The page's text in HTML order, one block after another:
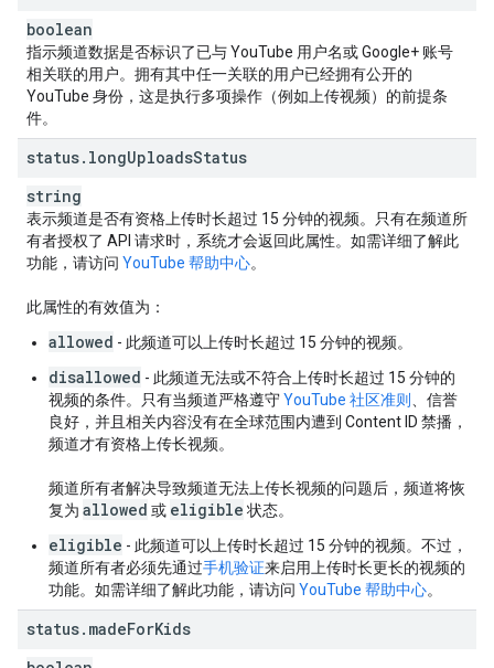
boolean
指示频道数据是否标识了已与 YouTube 用户名或 Google+ 账号
相关联的用户。拥有其中任一关联的用户已经拥有公开的
YouTube 身份，这是执行多项操作（例如上传视频）的前提条
件。
status. longUploadsStatus
string
表示频道是否有资格上传时长超过 15 分钟的视频。只有在频道所
有者授权了 API 请求时，系统才会返回此属性。如需详细了解此
功能，请访问 YouTube 帮助中心。
此属性的有效值为：
allowed - 此频道可以上传时长超过 15 分钟的视频。
disallowed - 此频道无法或不符合上传时长超过 15 分钟的
视频的条件。只有当频道严格遵守YouTube 社区准则
、信誉
良好，并且相关内容没有在全球范围内遭到 Content ID 禁播，
频道才有资格上传长视频。
频道所有者解决导致频道无法上传长视频的问题后，频道将恢
复为 allowed 或 eligible 状态。
eligible - 此频道可以上传时长超过 15 分钟的视频。不过，
频道所有者必须先通过手机验证来启用上传时长更长的视频的
功能。如需详细了解此功能，请访问 YouTube 帮助中心。
status. madeForKids